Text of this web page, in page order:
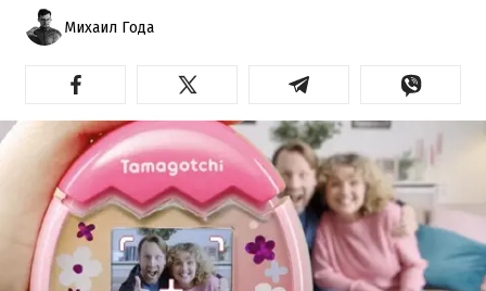
Михаил Года